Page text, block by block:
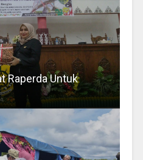
Raperda Untuk